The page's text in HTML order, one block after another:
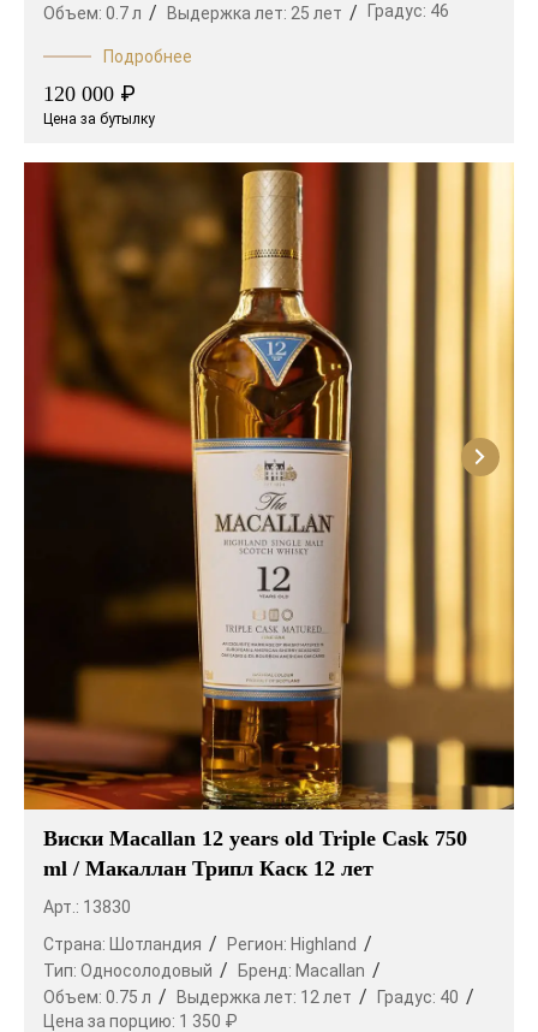
Объем: 0.7 л Выдержка лет: 25 лет Градус: 46
Подробнее
120 000 ₽
Цена за бутылку
Виски Macallan 12 years old Triple Cask 750
ml / Макаллан Трипл Каск 12 лет
Арт.: 13830
Страна:
Шотландия Регион: Highland
Тип: Односолодовый Бренд: Macallan
Объем: 0.75 л Выдержка лет: 12 лет Градус: 40
Цена за порцию: 1 350 ₽